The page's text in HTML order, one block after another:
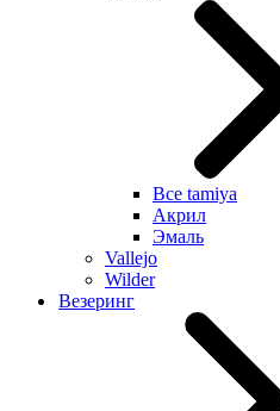
Все tamiya
Акрил
Эмаль
Vallejo
Wilder
Везеринг